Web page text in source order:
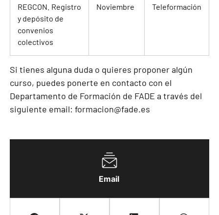
Email
REGCON. Registro
y depósito de
convenios
colectivos
Noviembre Teleformación
Si tienes alguna duda o quieres proponer algún
curso, puedes ponerte en contacto con el
Departamento de Formación de FADE a través del
siguiente email: formacion@fade.es